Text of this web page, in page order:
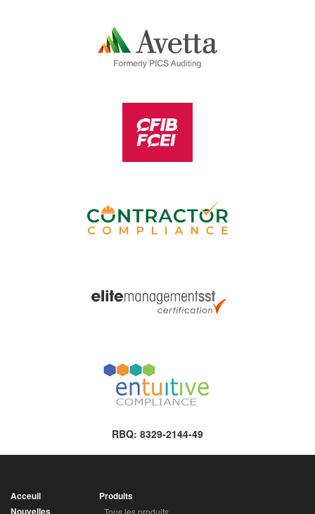
RBQ: 8329-2144-49
Acceuil
Nouvelles
Produits
Tous les produits